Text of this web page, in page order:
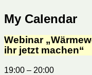
My Calendar
Webinar
ihr jetzt machen“
19:00 – 20:00